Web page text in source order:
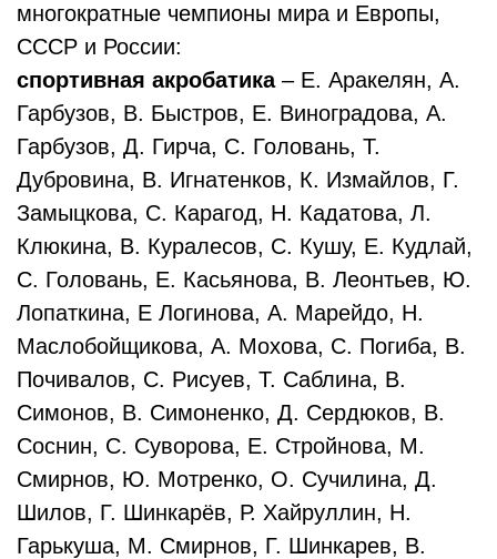
многократные чемпионы мира и Европы,
СССР и России:
спортивная акробатика– Е. Аракелян, А.
Гарбузов, В. Быстров, Е. Виноградова, А.
Гарбузов, Д. Гирча, С. Головань, Т.
Дубровина, В. Игнатенков, К. Измайлов, Г.
Замыцкова, С. Карагод, Н. Кадатова, Л.
Клюкина, В. Куралесов, С. Кушу, Е. Кудлай,
С. Головань, Е. Касьянова, В. Леонтьев, Ю.
Лопаткина, Е Логинова, А. Марейдо, Н.
Маслобойщикова, А. Мохова, С. Погиба, В.
Почивалов, С. Рисуев, Т. Саблина, В.
Симонов, В. Симоненко, Д. Сердюков, В.
Соснин, С. Суворова, Е. Стройнова, М.
Смирнов, Ю. Мотренко, О. Сучилина, Д.
Шилов, Г. Шинкарёв, Р. Хайруллин, Н.
Гарькуша, М. Смирнов, Г. Шинкарев, В.